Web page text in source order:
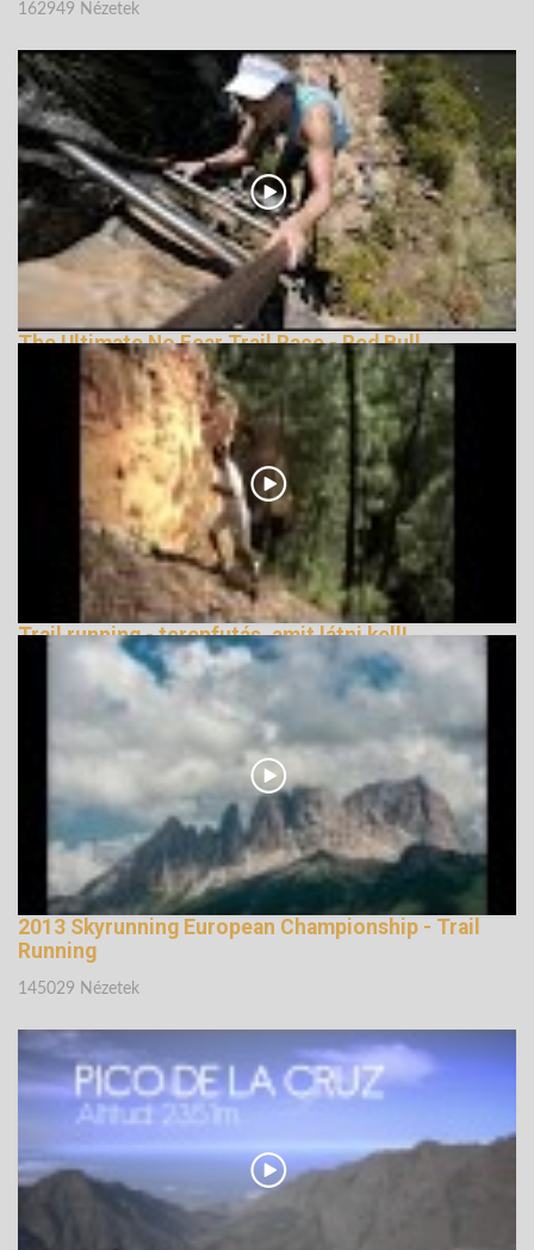
162949 Nézetek
The Ultimate No Fear Trail Race - Red Bull
LionHeart
162222 Nézetek
Trail running - terepfutás, amit látni kell!
147403 Nézetek
2013 Skyrunning European Championship - Trail
Running
145029 Nézetek